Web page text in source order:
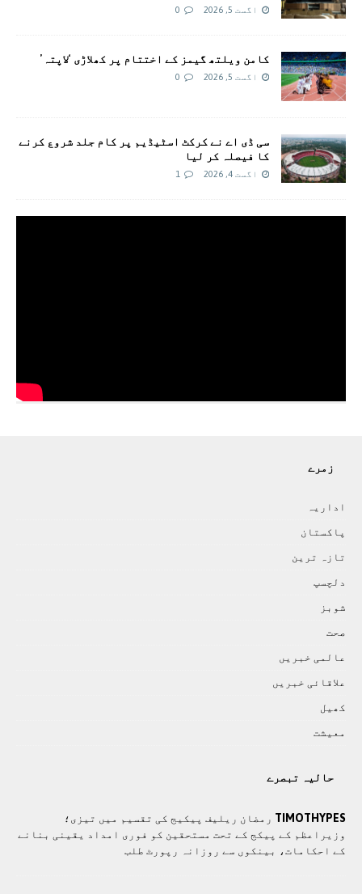
اگست 5, 2026 0
کامن ویلتھ گیمز کے اختتام پر کھلاڑی ‘لاپتہ’
اگست 5, 2026 0
سی ڈی اے نے کرکٹ اسٹیڈیم پر کام جلد شروع کرنے
کا فیصلہ کر لیا
اگست 4, 2026 1
زمرے
اداريہ
پاکستان
تازہ ترين
دلچسپ
شوبز
صحت
عالمی خبريں
علاقائی خبريں
کھيل
معيشت
حالیہ تبصرے
TIMOTHYPES رمضان ریلیف پیکیج کی تقسیم میں تیزی؛
وزیراعظم کے پیکج کے تحت مستحقین کو فوری امداد یقینی بنانے
کے احکامات، بینکوں سے روزانہ رپورٹ طلب